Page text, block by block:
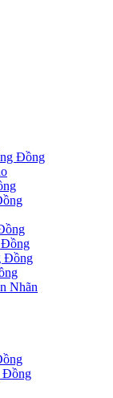
Đồng
Đồng
Đồng
Nhãn
Đồng